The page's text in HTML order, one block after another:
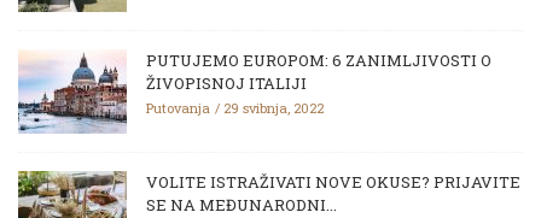
PUTUJEMO EUROPOM: 6 ZANIMLJIVOSTI O
ŽIVOPISNOJ ITALIJI
Putovanja 29 svibnja, 2022
VOLITE ISTRAŽIVATI NOVE OKUSE? PRIJAVITE
SE NA MEĐUNARODNI...